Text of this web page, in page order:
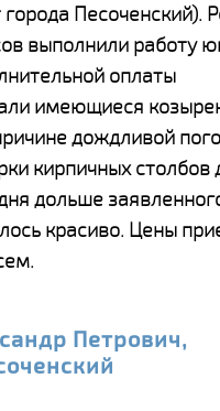
Песоченский).
выполнили работу
оплаты
имеющиеся
дождливой
кирпичных столбов
дольше
красиво. Цены
Петрович,